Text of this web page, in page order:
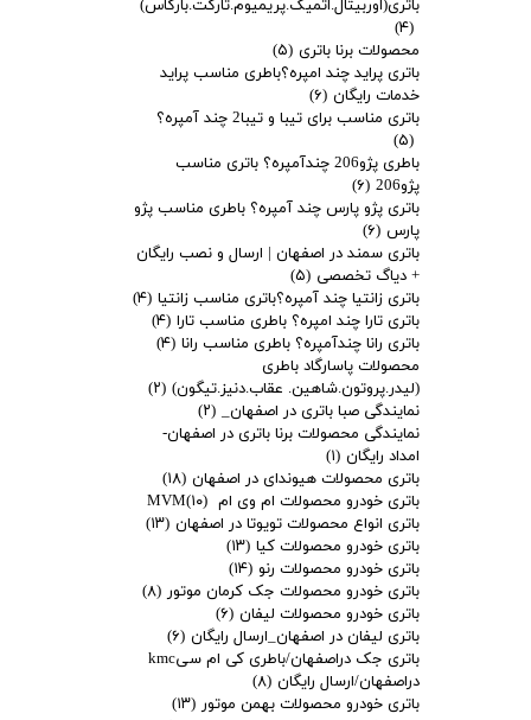
باتری(اوربیتال.اتمیک.پریمیوم.تارگت.بارکاس)
(۴)
محصولات برنا باتری (۵)
باتری پراید چند امپره؟باطری مناسب پراید
خدمات رایگان (۶)
باتری مناسب برای تیبا و تیبا2 چند آمپره؟
(۵)
باطری پژو206 چندآمپره؟ باتری مناسب
پژو206
(۶)
باتری پژو پارس چند آمپره؟ باطری مناسب پژو
پارس (۶)
باتری سمند در اصفهان | ارسال و نصب رایگان
+ دیاگ تخصصی (۵)
باتری زانتیا چند آمپره؟باتری مناسب زانتیا (۴)
باتری تارا چند امپره؟ باطری مناسب تارا (۴)
باتری رانا چندآمپره؟ باطری مناسب رانا (۴)
محصولات پاسارگاد باطری
(لیدر.پروتون.شاهین. عقاب.دنیز.تیگون) (۲)
نمایندگی صبا باتری در اصفهان_ (۲)
نمایندگی محصولات برنا باتری در اصفهان-
امداد رایگان (۱)
باتری محصولات هیوندای در اصفهان (۱۸)
باتری خودرو محصولات ام وی ام MVM (۱۰)
باتری انواع محصولات تویوتا در اصفهان (۱۳)
باتری خودرو محصولات کیا (۱۳)
باتری خودرو محصولات رنو (۱۴)
باتری خودرو محصولات جک کرمان موتور (۸)
باتری خودرو محصولات لیفان (۶)
باتری لیفان در اصفهان_ارسال رایگان (۶)
باتری جک دراصفهان/باطری کی ام سیkmc
دراصفهان/ارسال رایگان (۸)
باتری خودرو محصولات بهمن موتور (۱۳)